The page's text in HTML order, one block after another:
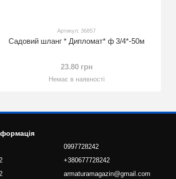
Артикул: 36857
Садовий шланг * Дипломат* ф 3/4*-50м
23.80 грн
Немає в наявності
0997728242
+380677728242
armaturamagazin@gmail.com